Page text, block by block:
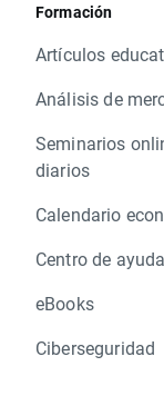
Formación
Artículos
Análisis de
Seminarios
diarios
Calendario
Centro de ayuda
eBooks
Ciberseguridad